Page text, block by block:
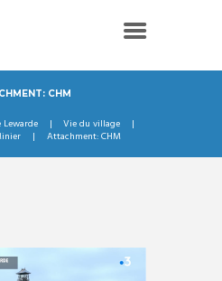
CHM
Vie du village
Attachment: CHM